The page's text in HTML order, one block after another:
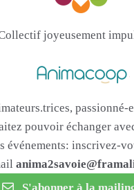
joyeusement
passionné-
pouvoir échanger
événements: inscrivez-